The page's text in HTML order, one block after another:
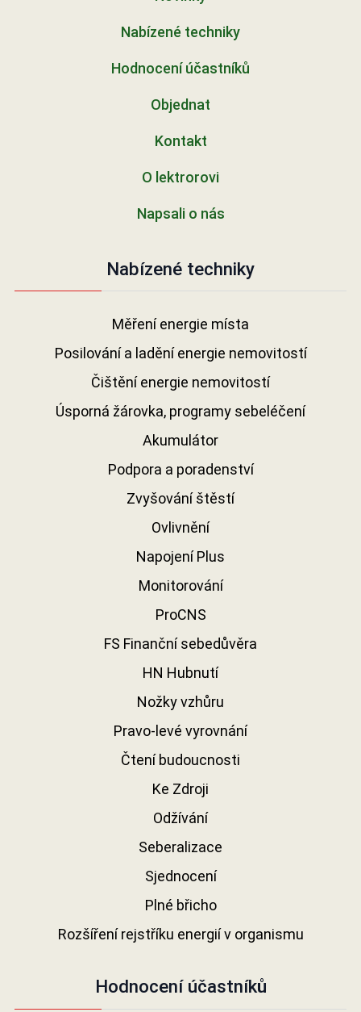
Nabízené techniky
Hodnocení účastníků
Objednat
Kontakt
O lektrorovi
Napsali o nás
Nabízené techniky
Měření energie místa
Posilování a ladění energie nemovitostí
Čištění energie nemovitostí
Úsporná žárovka, programy sebeléčení
Akumulátor
Podpora a poradenství
Zvyšování štěstí
Ovlivnění
Napojení Plus
Monitorování
ProCNS
FS Finanční sebedůvěra
HN Hubnutí
Nožky vzhůru
Pravo-levé vyrovnání
Čtení budoucnosti
Ke Zdroji
Odžívání
Seberalizace
Sjednocení
Plné břicho
Rozšíření rejstříku energií v organismu
Hodnocení účastníků